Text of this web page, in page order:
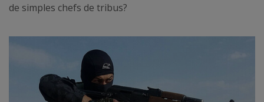
de simples chefs de tribus?